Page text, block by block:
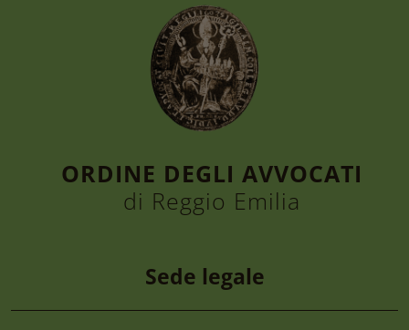
ORDINE DEGLI AVVOCATI
di Reggio Emilia
Sede legale